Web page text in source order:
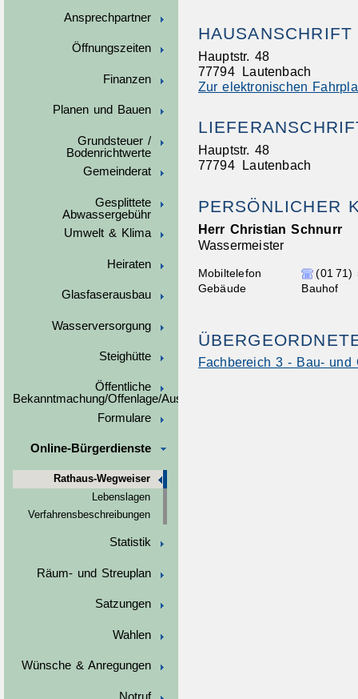
Ansprechpartner
Öffnungszeiten
Finanzen
Planen und Bauen
Grundsteuer /
Bodenrichtwerte
Gemeinderat
Gesplittete
Abwassergebühr
Umwelt & Klima
Heiraten
Glasfaserausbau
Wasserversorgung
Steighütte
Öffentliche
Bekanntmachung/Offenlage/Ausschreibungen
Formulare
Online-Bürgerdienste
Rathaus-Wegweiser
Lebenslagen
Verfahrensbeschreibungen
Statistik
Räum- und Streuplan
Satzungen
Wahlen
Wünsche & Anregungen
Notruf
HAUSANSCHRIFT
Hauptstr. 48
77794 Lautenbach
Zur elektronischen
Hauptstr. 48
77794
Lautenbach
PERSÖNLICHER
Herr Christian Schnurr
Wassermeister
Mobiltelefon (01 71)
Gebäude
Bauhof
Fachbereich 3 - Bau- und